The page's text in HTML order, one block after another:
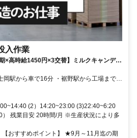
入作業
×高時給1450円×3交替】ミルクキャンディ
で働こう/丁寧な研修があるので製造未経
岡駅から車で16分 ・裾野駅から工場まで送
(2）14:20~23:00 (3)22:40~6:20
） 残業目安 20時間/月 ※生産状況により多
【おすすめポイント】 ★9月～11月迄の期